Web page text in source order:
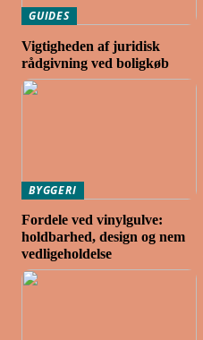
GUIDES
Vigtigheden af juridisk
rådgivning ved boligkøb
BYGGERI
Fordele ved vinylgulve:
holdbarhed, design og nem
vedligeholdelse